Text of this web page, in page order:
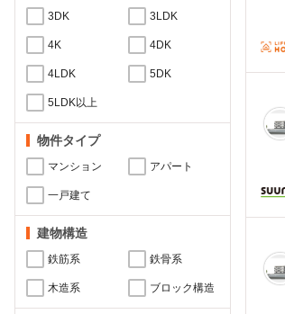
3DK 3LDK
4K 4DK
4LDK 5DK
5LDK以上
物件タイプ
マンション アパート
一戸建て
建物構造
鉄筋系 鉄骨系
木造系 ブロック構造